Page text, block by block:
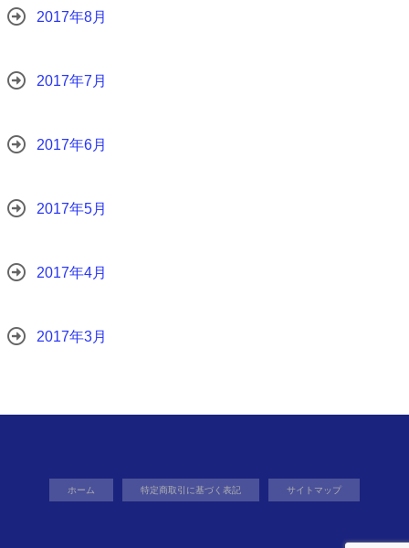
2017年8月
2017年7月
2017年6月
2017年5月
2017年4月
2017年3月
ホーム 特定商取引に基づく表記 サイトマップ